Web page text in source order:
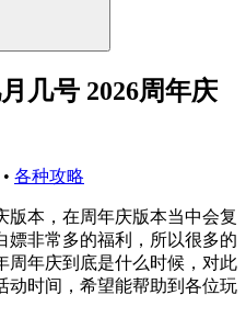
几号 2026周年庆
• 各种攻略
版本，在周年庆版本当中会复
嫖非常多的福利，所以很多的
周年庆到底是什么时候，对此
动时间，希望能帮助到各位玩